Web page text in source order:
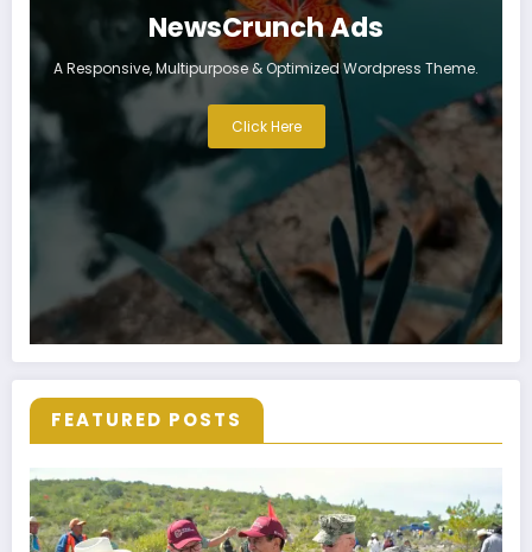
NewsCrunch Ads
A Responsive, Multipurpose & Optimized Wordpress Theme.
Click Here
FEATURED POSTS